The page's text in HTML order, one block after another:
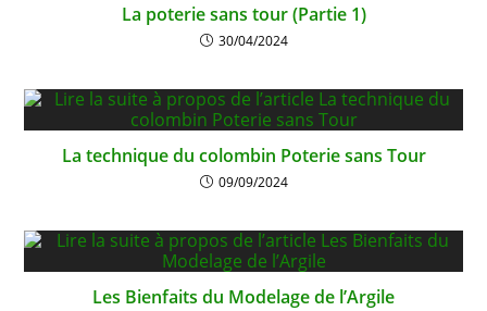
La poterie sans tour (Partie 1)
30/04/2024
La technique du colombin Poterie sans Tour
09/09/2024
Les Bienfaits du Modelage de l’Argile